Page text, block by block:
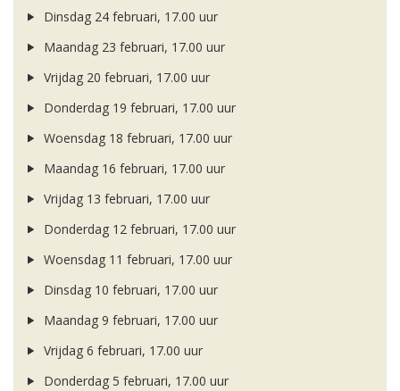
Dinsdag 24 februari, 17.00 uur
Maandag 23 februari, 17.00 uur
Vrijdag 20 februari, 17.00 uur
Donderdag 19 februari, 17.00 uur
Woensdag 18 februari, 17.00 uur
Maandag 16 februari, 17.00 uur
Vrijdag 13 februari, 17.00 uur
Donderdag 12 februari, 17.00 uur
Woensdag 11 februari, 17.00 uur
Dinsdag 10 februari, 17.00 uur
Maandag 9 februari, 17.00 uur
Vrijdag 6 februari, 17.00 uur
Donderdag 5 februari, 17.00 uur